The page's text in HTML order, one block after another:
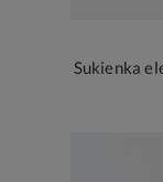
Sukienka